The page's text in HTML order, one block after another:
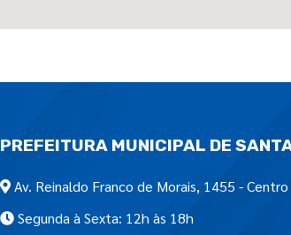
PREFEITURA MUNICIPAL DE
Av. Reinaldo Franco de Morais, 1455 -
Segunda à Sexta: 12h às 18h